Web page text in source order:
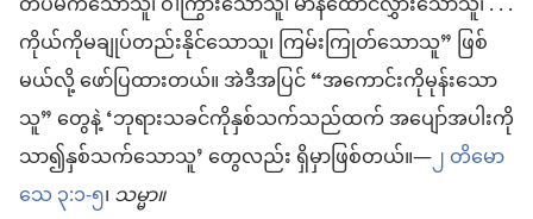
ကိုယ်ကိုမချုပ်တည်းနိုင်သောသူ၊ ကြမ်းကြုတ်သောသူ” ဖြစ်
မယ်လို့ ဖော်ပြထားတယ်။ အဲဒီအပြင် “အကောင်းကိုမုန်းသော
သူ” တွေနဲ့ ‘ဘုရားသခင်ကိုနှစ်သက်သည်ထက် အပျော်အပါးကို
သာ၍နှစ်သက်သောသူ’ တွေလည်း ရှိမှာဖြစ်တယ်။—၂ တိမော
သေ ၃:၁-၅၊သမ္မာ။